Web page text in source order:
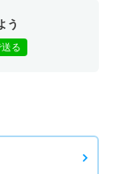
う
る